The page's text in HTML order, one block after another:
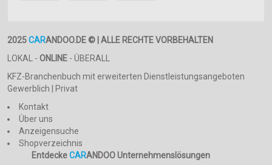
2025CARANDOO.DE © | ALLE RECHTE VORBEHALTEN
LOKAL - ONLINE - ÜBERALL
KFZ-Branchenbuch mit erweiterten Dienstleistungsangeboten
Gewerblich | Privat
Kontakt
Über uns
Anzeigensuche
Shopverzeichnis
EntdeckeCARANDOO Unternehmenslösungen